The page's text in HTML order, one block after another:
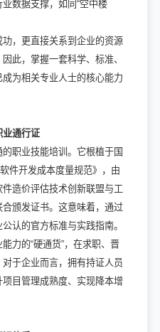
数据支撑，如同“空中楼
，更直接关系到企业的资源
此，掌握一套科学、标准、
为相关专业人士的核心能力
业通行证
职业技能培训。它根植于国
件开发成本度量规范》，由
造价评估技术创新联盟与工
颁发证书。这意味着，通过
认的官方标准与实践指南。
力的“硬通货”，在求职、晋
于企业而言，拥有持证人员
目管理成熟度、实现降本增